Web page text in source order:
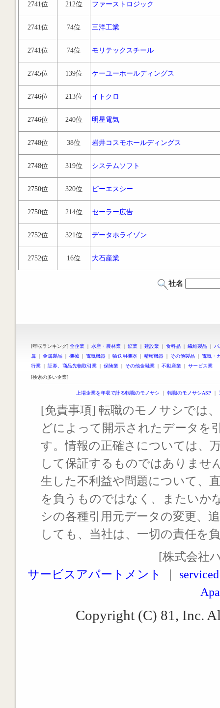
2741位 212位 ファーストロジック
2741位 74位 三洋工業
2741位 74位 モリテックスチール
2745位 139位 ケーユーホールディングス
2746位 213位 イトクロ
2746位 240位 明星電気
2748位 38位 岩井コスモホールディングス
2748位 319位 システムソフト
2750位 320位 ピーエスシー
2750位 214位 セーラー広告
2752位 321位 データホライゾン
2752位 16位 大石産業
社名
[年収ランキング] 全企業 | 水産・農林業 | 鉱業 | 建設業 | 食料品 | 繊維製品 |
属 | 金属製品 | 機械 | 電気機器 | 輸送用機器 | 精密機器 | その他製品 | 電気・
行業 | 証券、商品先物取引業 | 保険業 | その他金融業 | 不動産業 | サービス業
[検索の多い企業]
上場企業を年収で計る転職のモノサシ ｜ 転職のモノサシASP ｜
[免責事項] 転職のモノサシでは
どによって開示されたデータを
す。情報の正確さについては、
して保証するものではありませ
生した不利益や問題について、
を負うものではなく、またいか
シの各種引用元データの変更、
しても、当社は、一切の責任を
[株式会社
サービスアパートメント
Copyright (C) 81, Inc.